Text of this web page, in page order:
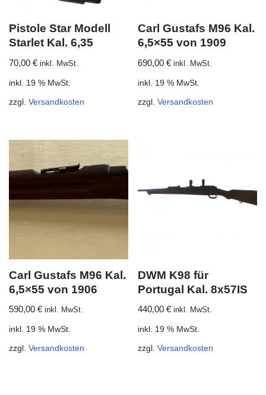
Pistole Star Modell
Starlet Kal. 6,35
70,00 € inkl. MwSt.
inkl. 19 % MwSt.
zzgl. Versandkosten
Carl Gustafs M96 Kal.
6,5×55 von 1909
690,00€ inkl. MwSt.
inkl. 19 % MwSt.
zzgl.Versandkosten
Carl Gustafs M96 Kal.
6,5×55 von 1906
590,00 € inkl. MwSt.
inkl. 19 % MwSt.
zzgl. Versandkosten
DWM K98 für
Portugal Kal. 8x57IS
440,00€ inkl. MwSt.
inkl. 19 % MwSt.
zzgl.Versandkosten